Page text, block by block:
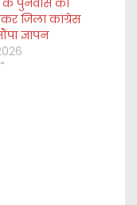
जिला कांग्रेस
ज्ञापन